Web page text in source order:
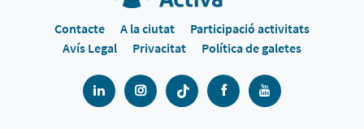
Contacte A la ciutat
Participació activitats
Avís Legal
Privacitat Política de galetes